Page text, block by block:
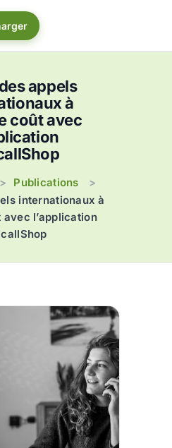
appels
à
coût avec
> Publications
>
internationaux à
l’application